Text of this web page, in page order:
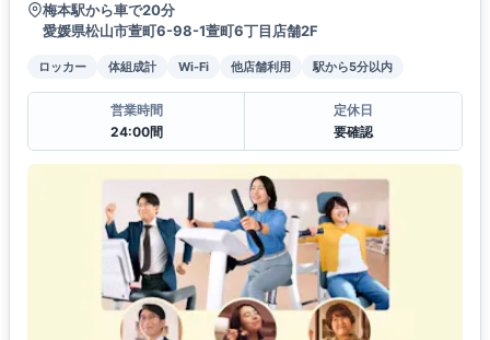
梅本駅から車で20分
愛媛県松山市萱町6-98-1萱町6丁目店舗2F
ロッカー 体組成計 Wi-Fi 他店舗利用 駅から5分以内
営業時間
24:00間
定休日
要確認